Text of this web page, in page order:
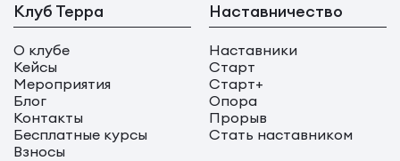
Клуб Терра
О клубе
Кейсы
Мероприятия
Блог
Контакты
Бесплатные курсы
Взносы
Наставничество
Наставники
Старт
Старт+
Опора
Прорыв
Стать наставником